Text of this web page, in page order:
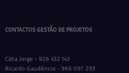
CONTACTOS GESTÃO DE PROJETOS
Cátia Jorge - 926 432 143
Ricardo Gaudêncio - 966 097 293